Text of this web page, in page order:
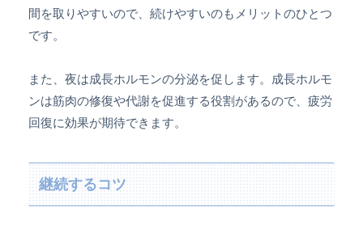
間を取りやすいので、続けやすいのもメリットのひとつ
です。
また、夜は成長ホルモンの分泌を促します。成長ホルモ
ンは筋肉の修復や代謝を促進する役割があるので、疲労
回復に効果が期待できます。
継続するコツ